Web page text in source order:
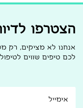
הצטרפו
אנחנו לא מציקים, רק
לכם טיפים שווים לטיפול